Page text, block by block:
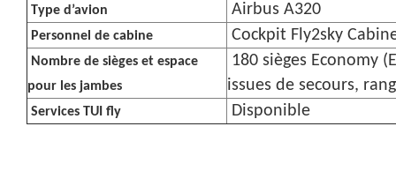
Type d’avion Airbus A320
Personnel de cabine Cockpit Fly2sky
Nombre de sièges et espace
pour les jambes
180 sièges Economy
issues de secours,
Services TUI fly Disponible